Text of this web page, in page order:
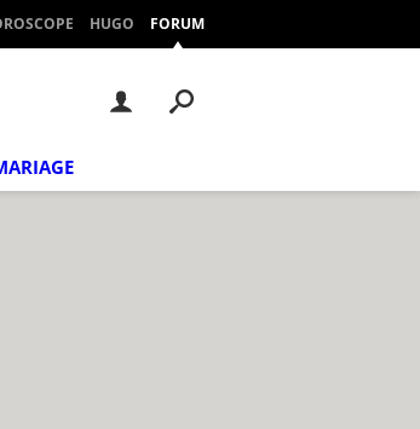
HUGO FORUM